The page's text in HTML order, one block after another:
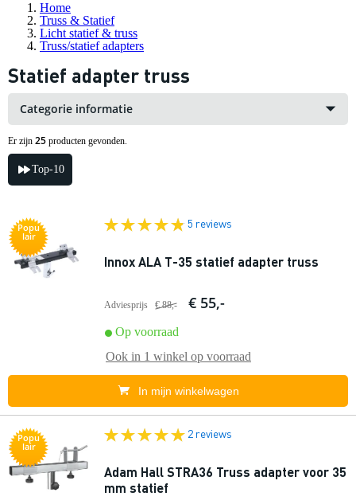
Home
Truss & Statief
Licht statief & truss
Truss/statief adapters
Statief adapter truss
Categorie informatie
Er zijn 25 producten gevonden.
Top-10
Popu
lair
5 reviews
Innox ALA T-35 statief adapter truss
Adviesprijs € 88,- € 55,-
Op voorraad
Ook in 1 winkel op voorraad
In mijn winkelwagen
Popu
lair
2 reviews
Adam Hall STRA36 Truss adapter voor 35
mm statief